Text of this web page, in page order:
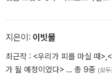
고 있던 나는 문제를 해결하기
마다 시험을 통과하지 못하고 탈
보들레르는 오른손엔 트로피를,
지은이: 이빗물
최근작 : <우리가 피를 마실 때>,
가 될 예정이었다> … 총 9종 (모